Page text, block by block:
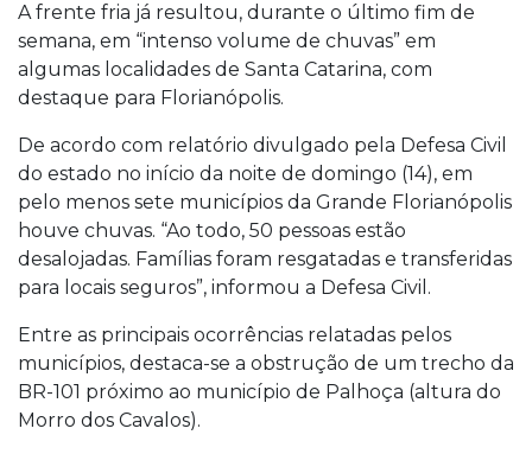
A frente fria já resultou, durante o último fim de
semana, em “intenso volume de chuvas” em
algumas localidades de Santa Catarina, com
destaque para Florianópolis.
De acordo com relatório divulgado pela Defesa Civil
do estado no início da noite de domingo (14), em
pelo menos sete municípios da Grande Florianópolis
houve chuvas. “Ao todo, 50 pessoas estão
desalojadas. Famílias foram resgatadas e transferidas
para locais seguros”, informou a Defesa Civil.
Entre as principais ocorrências relatadas pelos
municípios, destaca-se a obstrução de um trecho da
BR-101 próximo ao município de Palhoça (altura do
Morro dos Cavalos).